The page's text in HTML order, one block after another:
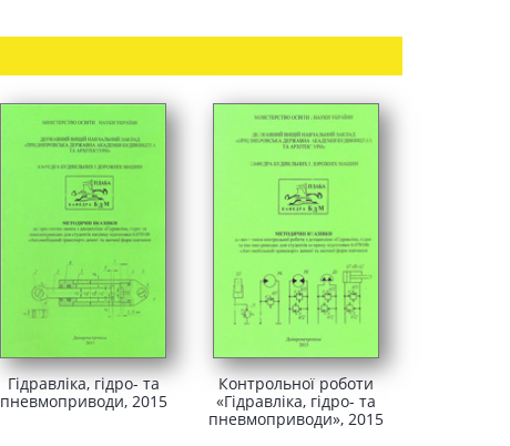
Гідравліка, гідро- та
пневмоприводи, 2015
Контрольної роботи
«Гідравліка, гідро- та
пневмоприводи», 2015